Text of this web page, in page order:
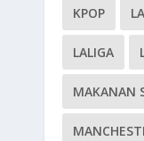
KPOP
LALIGA
MAKANAN